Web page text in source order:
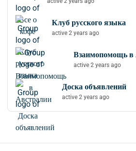
Клуб русского языка
active 2 years ago
Взаимопомощь в
active 2 years ago
Доска объявлений
active 2 years ago